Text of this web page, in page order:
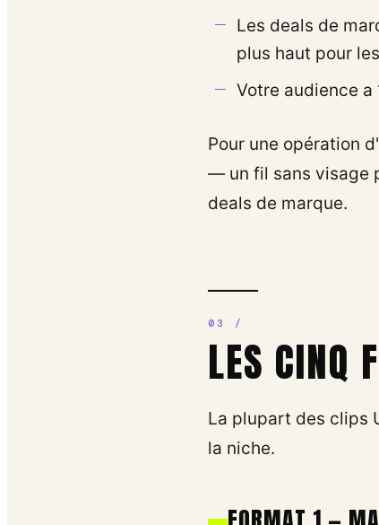
Les deals de
plus haut pour
Votre audience
Pour une opération
— un fil sans visage
deals de marque.
LES CINQ
La plupart des clips
la niche.